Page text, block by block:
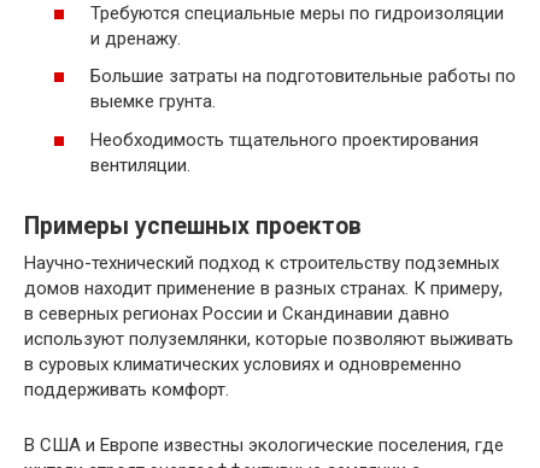
Требуются специальные меры по гидроизоляции
и дренажу.
Большие затраты на подготовительные работы по
выемке грунта.
Необходимость тщательного проектирования
вентиляции.
Примеры успешных проектов
Научно-технический подход к строительству подземных
домов находит применение в разных странах. К примеру,
в северных регионах России и Скандинавии давно
используют полуземлянки, которые позволяют выживать
в суровых климатических условиях и одновременно
поддерживать комфорт.
В США и Европе известны экологические поселения, где